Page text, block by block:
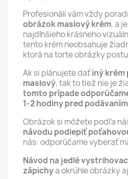
Profesionáli vám vždy
obrázok maslový krém, a
najdlhšieho krásneho
tento krém neobsahuje
ktorá na torte obrázky
Ak si plánujete daťiný krém
maslový, tak to tiež nie je
tomto prípade
1-2 hodiny pred podávaním
Obrázok si môžete podľa
návodu podlepiť
nás: odporúčame vyberať
Návod na jedlé
zápichya okrúhle obrázky